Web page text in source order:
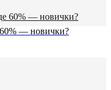
60% — новички?